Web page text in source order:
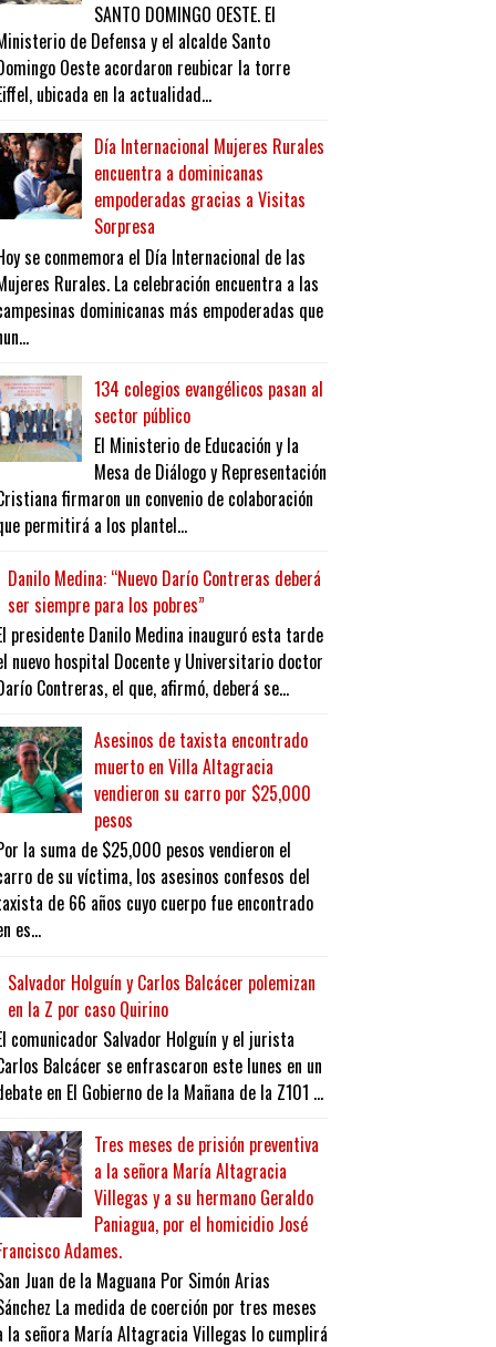
SANTO DOMINGO OESTE. El
de Defensa y el alcalde Santo
Oeste acordaron reubicar la torre
ubicada en la actualidad...
Día Internacional Mujeres Rurales
encuentra a dominicanas
empoderadas gracias a Visitas
Sorpresa
se conmemora el Día Internacional de las
Rurales. La celebración encuentra a las
dominicanas más empoderadas que
134 colegios evangélicos pasan al
sector público
El Ministerio de Educación y la
Mesa de Diálogo y Representación
firmaron un convenio de colaboración
permitirá a los plantel...
Danilo Medina: “Nuevo Darío Contreras deberá
ser siempre para los pobres”
presidente Danilo Medina inauguró esta tarde
nuevo hospital Docente y Universitario doctor
Contreras, el que, afirmó, deberá se...
Asesinos de taxista encontrado
muerto en Villa Altagracia
vendieron su carro por $25,000
pesos
la suma de $25,000 pesos vendieron el
de su víctima, los asesinos confesos del
de 66 años cuyo cuerpo fue encontrado
es...
Salvador Holguín y Carlos Balcácer polemizan
en la Z por caso Quirino
comunicador Salvador Holguín y el jurista
Balcácer se enfrascaron este lunes en un
en El Gobierno de la Mañana de la Z101 ...
Tres meses de prisión preventiva
a la señora María Altagracia
Villegas y a su hermano Geraldo
Paniagua, por el homicidio José
Adames.
Juan de la Maguana Por Simón Arias
La medida de coerción por tres meses
la señora María Altagracia Villegas lo cumplirá